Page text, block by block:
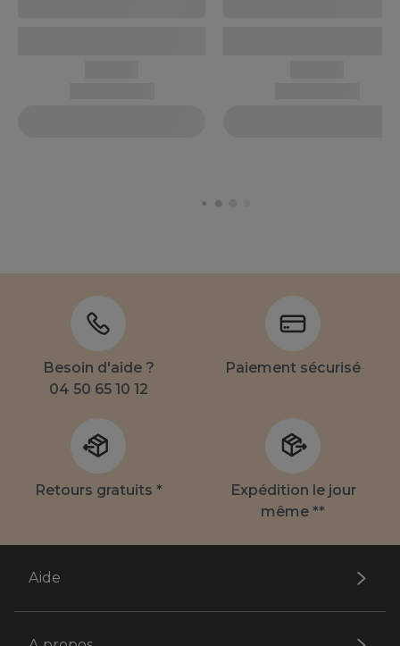
Besoin d'aide ?
04 50 65 10 12
Paiement sécurisé
Retours gratuits *
Expédition le jour
même **
Aide